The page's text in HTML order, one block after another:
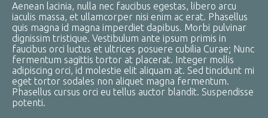
Aenean lacinia, nulla nec faucibus egestas, libero arcu
iaculis massa, et ullamcorper nisi enim ac erat. Phasellus
quis magna id magna imperdiet dapibus. Morbi pulvinar
dignissim tristique. Vestibulum ante ipsum primis in
faucibus orci luctus et ultrices posuere cubilia Curae; Nunc
fermentum sagittis tortor at placerat. Integer mollis
adipiscing orci, id molestie elit aliquam at. Sed tincidunt mi
eget tortor sodales non aliquet magna fermentum.
Phasellus cursus orci eu tellus auctor blandit. Suspendisse
potenti.